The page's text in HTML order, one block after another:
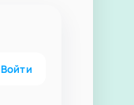
Войти